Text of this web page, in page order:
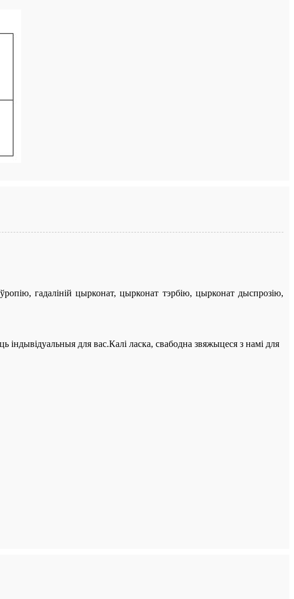
гадаліній цырконат, цырконат тэрбію, цырконат дыспрозію,
індывідуальныя для вас.Калі ласка, свабодна звяжыцеся з намі для